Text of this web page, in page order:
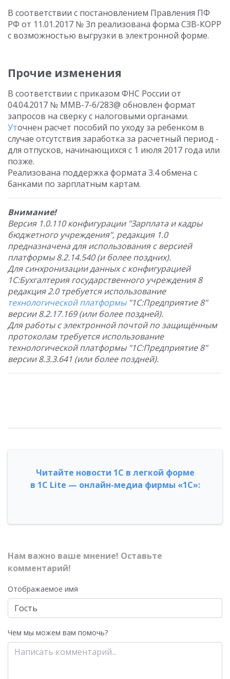
В соответствии с постановлением Правления ПФ
РФ от 11.01.2017 № 3п реализована форма СЗВ-КОРР
с возможностью выгрузки в электронной форме.
Прочие изменения
В соответствии с приказом ФНС России от
04.04.2017 № ММВ-7-6/283@ обновлен формат
запросов на сверку с налоговыми органами.
Уточнен расчет пособий по уходу за ребенком в
случае отсутствия заработка за расчетный период -
для отпусков, начинающихся с 1 июля 2017 года или
позже.
Реализована поддержка формата 3.4 обмена с
банками по зарплатным картам.
Внимание!
Версия 1.0.110 конфигурации "Зарплата и кадры
бюджетного учреждения", редакция 1.0
предназначена для использования с версией
платформы 8.2.14.540 (и более поздних).
Для синхронизации данных с конфигурацией
1С:Бухгалтерия государственного учреждения 8
редакция 2.0 требуется использование
технологической платформы"1С:Предприятие 8"
версии 8.2.17.169 (или более поздней).
Для работы с электронной почтой по защищённым
протоколам требуется использование
технологической платформы "1С:Предприятие 8"
версии 8.3.3.641 (или более поздней).
Читайте новости 1С в легкой форме
в 1С Lite — онлайн-медиа фирмы «1С»:
Нам важно ваше мнение! Оставьте
комментарий!
Отображаемое имя
Чем мы можем вам помочь?